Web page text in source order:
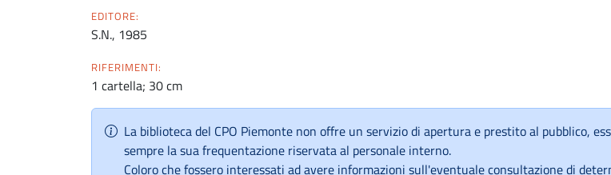
EDITORE:
S.N., 1985
RIFERIMENTI:
1 cartella; 30 cm
La biblioteca del CPO Piemonte non offre un servizio di apertura e prestito al pubblico,
sempre la sua frequentazione riservata al personale interno.
Coloro che fossero interessati ad avere informazioni sull'eventuale consultazione di